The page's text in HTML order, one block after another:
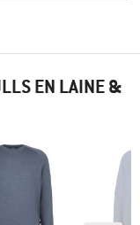
EN LAINE &